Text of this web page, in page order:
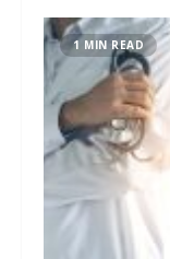
1 MIN READ